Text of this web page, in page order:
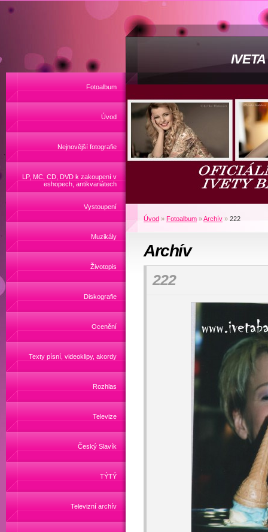
Fotoalbum
Úvod
Nejnovější fotografie
LP, MC, CD, DVD k zakoupení v
eshopech, antikvariátech
Vystoupení
Muzikály
Životopis
Diskografie
Ocenění
Texty písní, videoklipy, akordy
Rozhlas
Televize
Český Slavík
TÝTÝ
Televizní archív
Úvod » Fotoalbum »Archív » 222
Archív
222